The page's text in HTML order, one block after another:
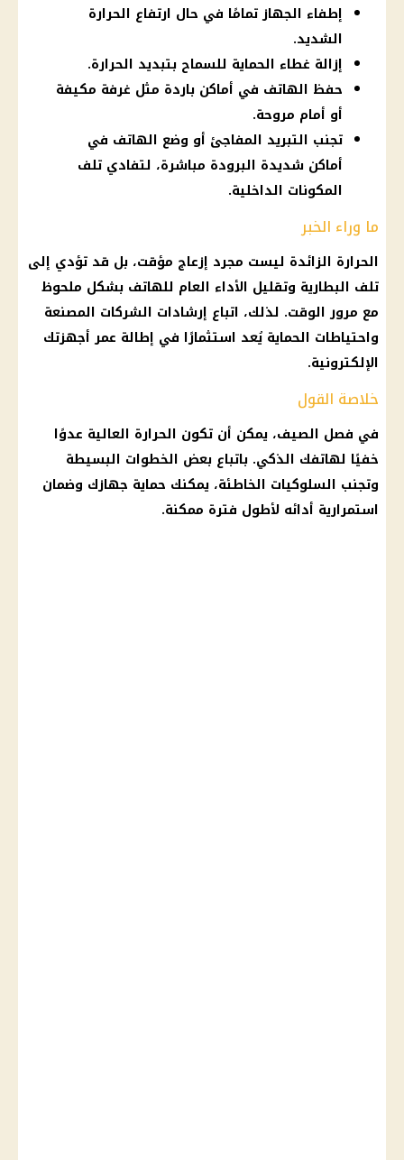
إطفاء الجهاز تمامًا في حال ارتفاع الحرارة
الشديد.
إزالة غطاء الحماية للسماح بتبديد الحرارة.
حفظ الهاتف في أماكن باردة مثل غرفة مكيفة
أو أمام مروحة.
تجنب التبريد المفاجئ أو وضع الهاتف في
أماكن شديدة البرودة مباشرة، لتفادي تلف
المكونات الداخلية.
ما وراء الخبر
الحرارة الزائدة ليست مجرد إزعاج مؤقت، بل قد تؤدي إلى
تلف البطارية وتقليل الأداء العام للهاتف بشكل ملحوظ
مع مرور الوقت. لذلك، اتباع إرشادات الشركات المصنعة
واحتياطات الحماية يُعد استثمارًا في إطالة عمر أجهزتك
الإلكترونية.
خلاصة القول
في فصل الصيف، يمكن أن تكون الحرارة العالية عدوًا
خفيًا لهاتفك الذكي. باتباع بعض الخطوات البسيطة
وتجنب السلوكيات الخاطئة، يمكنك حماية جهازك وضمان
استمرارية أدائه لأطول فترة ممكنة.